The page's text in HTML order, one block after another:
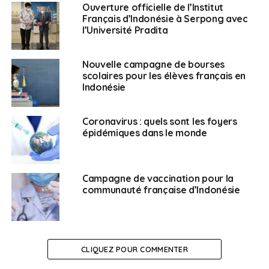
le salaire mensuel minimum est d’environ 220 $ par
mois et le salaire moyen de 250 $ environ…
› Trouver un emploi
Il est assez compliqué pour un étranger de trouver un
emploi dans le pays. Vous maximiserez vos chances si
vous parlez l’indonésien. L’anglais, lui, est indispensable.
De nombreux grands groupes européens sont installés
dans le pays : Danone, Hyatt, Unilever… vous pouvez
tenter votre chance auprès d’eux.
Vous trouverez également quelques offres d’emplois
en ligne sur les sites suivants :
www.stages-emplois.com
www.glassdoor.fr
Ouverture officielle de l’Institut
Français d’Indonésie à Serpong avec
l’Université Pradita
Nouvelle campagne de bourses
scolaires pour les élèves français en
Indonésie
Coronavirus : quels sont les foyers
épidémiques dans le monde
Campagne de vaccination pour la
communauté française d’Indonésie
CLIQUEZ POUR COMMENTER